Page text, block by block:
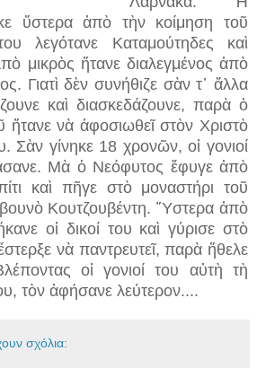
ὕστερα ἀπὸ τὴν κοίμηση τοῦ
λεγότανε Καταμούτηδες καὶ
μικρὸς ἤτανε διαλεγμένος ἀπὸ
Γιατὶ δὲν συνήθιζε σὰν τ᾿ ἄλλα
καὶ διασκεδάζουνε, παρὰ ὁ
ἤτανε νὰ ἀφοσιωθεῖ στὸν Χριστὸ
Σὰν γίνηκε 18 χρονῶν, οἱ γονιοί
Μὰ ὁ Νεόφυτος ἔφυγε ἀπὸ
καὶ πῆγε στὸ μοναστήρι τοῦ
Κουτζουβέντη. Ὕστερα ἀπὸ
οἱ δικοί του καὶ γύρισε στὸ
νὰ παντρευτεῖ, παρὰ ἤθελε
οἱ γονιοί του αὐτὴ τὴ
τὸν ἀφήσανε λεύτερον....
σχόλια: